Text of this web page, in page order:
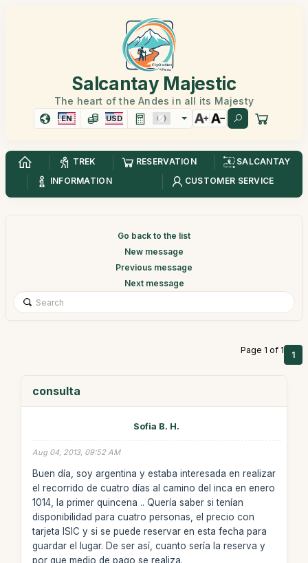
Salcantay Majestic
The heart of the Andes in all its Majesty
EN USD
TREK RESERVATION
SALCANTAY
INFORMATION
CUSTOMER SERVICE
Go back to the list
New message
Previous message
Next message
Page 1 of 1 1
consulta
Sofia B. H.
Aug 04, 2013, 09:52 AM
Buen día, soy argentina y estaba interesada en realizar
el recorrido de cuatro días al camino del inca en enero
1014, la primer quincena .. Quería saber si tenían
disponibilidad para cuatro personas, el precio con
tarjeta ISIC y si se puede reservar en esta fecha para
guardar el lugar. De ser así, cuanto sería la reserva y
por que medio de pago se realiza.